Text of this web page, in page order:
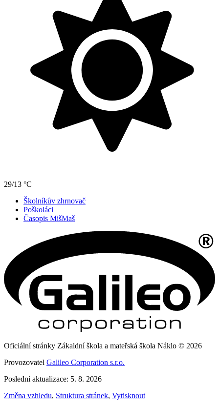
29/13 °C
Školníkův zhrnovač
Poškoláci
Časopis MišMaš
Oficiální stránky Zákaldní škola a mateřská škola Náklo © 2026
Provozovatel Galileo Corporation s.r.o.
Poslední aktualizace: 5. 8. 2026
Změna vzhledu, Struktura stránek, Vytisknout